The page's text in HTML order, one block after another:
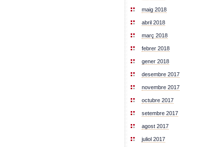
maig 2018
abril 2018
març 2018
febrer 2018
gener 2018
desembre 2017
novembre 2017
octubre 2017
setembre 2017
agost 2017
juliol 2017